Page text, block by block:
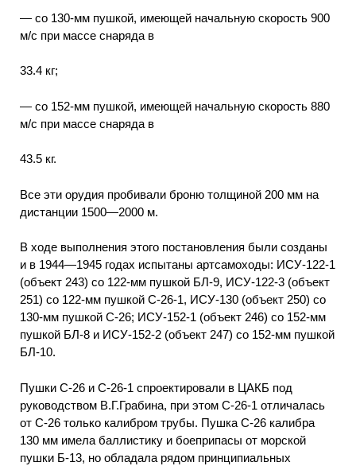
— со 130-мм пушкой, имеющей начальную скорость 900
м/с при массе снаряда в
33.4 кг;
— со 152-мм пушкой, имеющей начальную скорость 880
м/с при массе снаряда в
43.5 кг.
Все эти орудия пробивали броню толщиной 200 мм на
дистанции 1500—2000 м.
В ходе выполнения этого постановления были созданы
и в 1944—1945 годах испытаны артсамоходы: ИСУ-122-1
(объект 243) со 122-мм пушкой БЛ-9, ИСУ-122-3 (объект
251) со 122-мм пушкой С-26-1, ИСУ-130 (объект 250) со
130-мм пушкой С-26; ИСУ-152-1 (объект 246) со 152-мм
пушкой БЛ-8 и ИСУ-152-2 (объект 247) со 152-мм пушкой
БЛ-10.
Пушки С-26 и С-26-1 спроектировали в ЦАКБ под
руководством В.Г.Грабина, при этом С-26-1 отличалась
от С-26 только калибром трубы. Пушка С-26 калибра
130 мм имела баллистику и боеприпасы от морской
пушки Б-13, но обладала рядом принципиальных